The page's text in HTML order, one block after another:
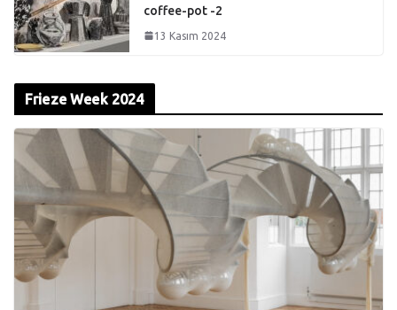
coffee-pot -2
13 Kasım 2024
Frieze Week 2024